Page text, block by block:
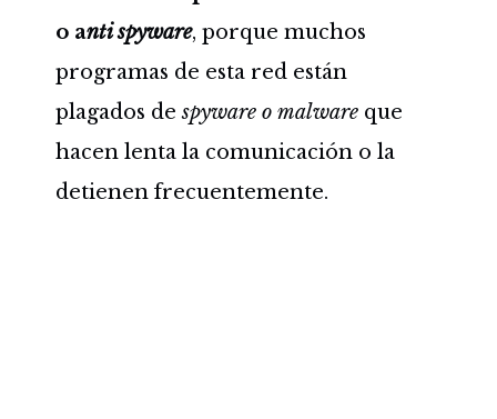
o anti spyware, porque muchos
programas de esta red están
plagados despyware o malware que
hacen lenta la comunicación o la
detienen frecuentemente.